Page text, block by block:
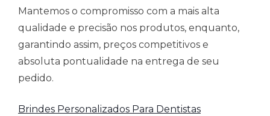
Mantemos o compromisso com a mais alta
qualidade e precisão nos produtos, enquanto,
garantindo assim, preços competitivos e
absoluta pontualidade na entrega de seu
pedido.
Brindes Personalizados Para Dentistas